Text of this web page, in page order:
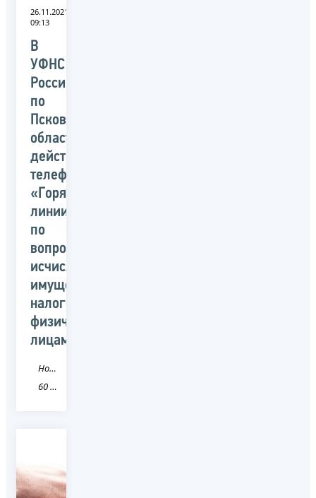
26.11.2021
09:13
В
УФНС
России
по
Псковской
области
действуют
телефоны
«Горячей
линии»
по
вопросам
исчисления
имущественных
налогов
физическим
лицам
Новость
60 Псковская область